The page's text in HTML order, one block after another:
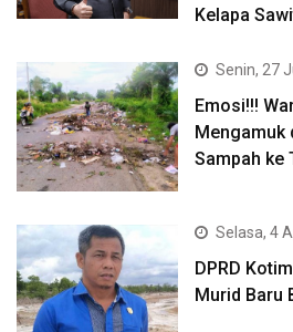
Kelapa
Senin, 27
Emosi!!!
Mengamuk
Sampah ke
Selasa, 4
DPRD
Murid Baru